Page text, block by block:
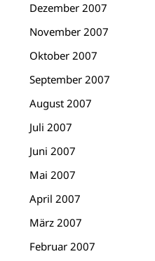
Dezember 2007
November 2007
Oktober 2007
September 2007
August 2007
Juli 2007
Juni 2007
Mai 2007
April 2007
März 2007
Februar 2007